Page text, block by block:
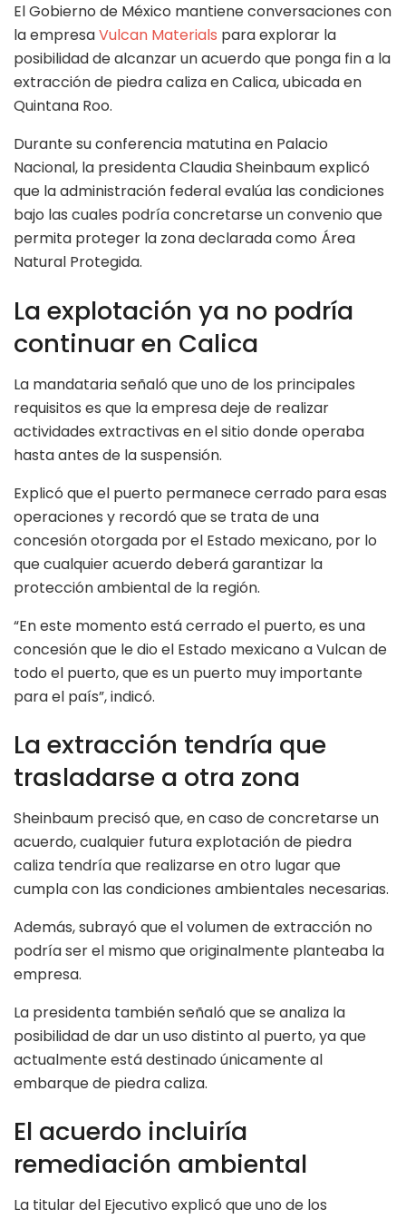
El Gobierno de México mantiene conversaciones con
la empresaVulcan Materials para explorar la
posibilidad de alcanzar un acuerdo que ponga fin a la
extracción de piedra caliza en Calica, ubicada en
Quintana Roo.
Durante su conferencia matutina en Palacio
Nacional, la presidenta Claudia Sheinbaum explicó
que la administración federal evalúa las condiciones
bajo las cuales podría concretarse un convenio que
permita proteger la zona declarada como Área
Natural Protegida.
La explotación ya no podría
continuar en Calica
La mandataria señaló que uno de los principales
requisitos es que la empresa deje de realizar
actividades extractivas en el sitio donde operaba
hasta antes de la suspensión.
Explicó que el puerto permanece cerrado para esas
operaciones y recordó que se trata de una
concesión otorgada por el Estado mexicano, por lo
que cualquier acuerdo deberá garantizar la
protección ambiental de la región.
“En este momento está cerrado el puerto, es una
concesión que le dio el Estado mexicano a Vulcan de
todo el puerto, que es un puerto muy importante
para el país”, indicó.
La extracción tendría que
trasladarse a otra zona
Sheinbaum precisó que, en caso de concretarse un
acuerdo, cualquier futura explotación de piedra
caliza tendría que realizarse en otro lugar que
cumpla con las condiciones ambientales necesarias.
Además, subrayó que el volumen de extracción no
podría ser el mismo que originalmente planteaba la
empresa.
La presidenta también señaló que se analiza la
posibilidad de dar un uso distinto al puerto, ya que
actualmente está destinado únicamente al
embarque de piedra caliza.
El acuerdo incluiría
remediación ambiental
La titular del Ejecutivo explicó que uno de los